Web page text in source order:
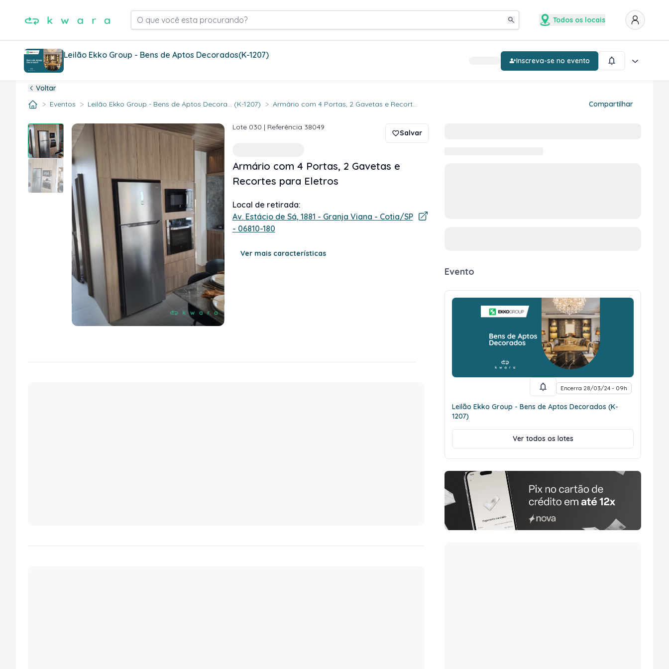
O que você esta procurando? Todos os locais
Leilão Ekko Group - Bens de Aptos Decorados(K-1207)
Inscreva-se no evento
Voltar
> Eventos > Leilão Ekko Group - Bens de Aptos Decora... (K-1207) > Armário com 4 Portas, 2 Gavetas e Recort... Compartilhar
Lote 030 | Referência 38049
Salvar
Armário com 4 Portas, 2 Gavetas e
Recortes para Eletros
Local de retirada:
Av. Estácio de Sá, 1881 - Granja Viana - Cotia/SP
- 06810-180
Ver mais características
Evento
Encerra 28/03/24 - 09h
Leilão Ekko Group - Bens de Aptos Decorados (K-
1207)
Ver todos os lotes